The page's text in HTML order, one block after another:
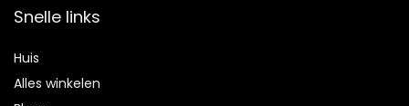
Snelle links
Huis
Alles winkelen